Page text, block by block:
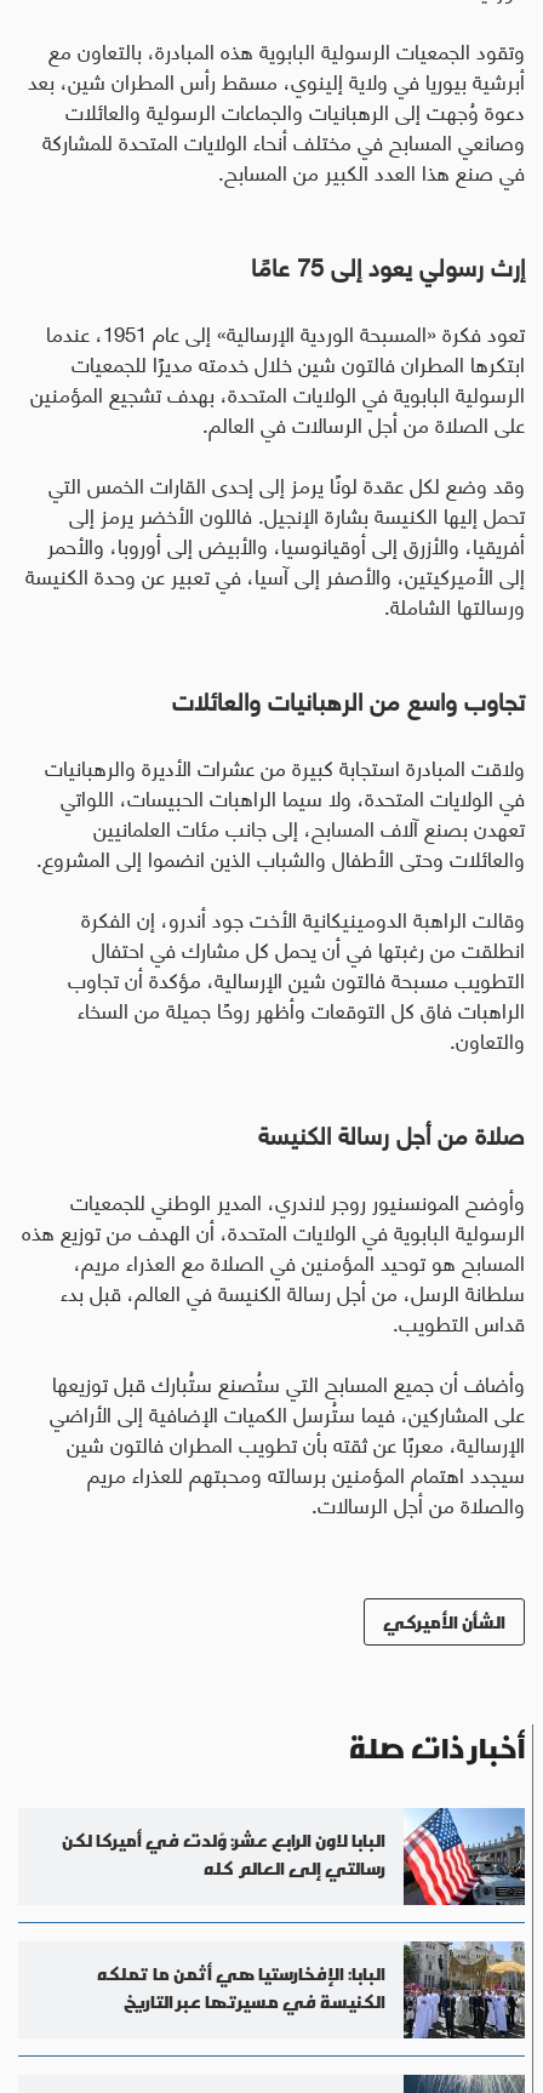
وتقود الجمعيات الرسولية البابوية هذه المبادرة، بالتعاون مع
أبرشية بيوريا في ولاية إلينوي، مسقط رأس المطران شين، بعد
دعوة وُجهت إلى الرهبانيات والجماعات الرسولية والعائلات
وصانعي المسابح في مختلف أنحاء الولايات المتحدة للمشاركة
في صنع هذا العدد الكبير من المسابح.
إرث رسولي يعود إلى 75 عامًا
تعود فكرة «المسبحة الوردية الإرسالية» إلى عام 1951، عندما
ابتكرها المطران فالتون شين خلال خدمته مديرًا للجمعيات
الرسولية البابوية في الولايات المتحدة، بهدف تشجيع المؤمنين
على الصلاة من أجل الرسالات في العالم.
وقد وضع لكل عقدة لونًا يرمز إلى إحدى القارات الخمس التي
تحمل إليها الكنيسة بشارة الإنجيل.فاللون الأخضر يرمز إلى
أفريقيا، والأزرق إلى أوقيانوسيا، والأبيض إلى أوروبا، والأحمر
إلى الأميركيتين، والأصفر إلى آسيا، في تعبير عن وحدة الكنيسة
ورسالتها الشاملة.
تجاوب واسع من الرهبانيات والعائلات
ولاقت المبادرة استجابة كبيرة من عشرات الأديرة والرهبانيات
في الولايات المتحدة، ولا سيما الراهبات الحبيسات، اللواتي
تعهدن بصنع آلاف المسابح، إلى جانب مئات العلمانيين
والعائلات وحتى الأطفال والشباب الذين انضموا إلى المشروع.
وقالت الراهبة الدومينيكانية الأخت جود أندرو، إن الفكرة
انطلقت من رغبتها في أن يحمل كل مشارك في احتفال
التطويب مسبحة فالتون شين الإرسالية، مؤكدة أن تجاوب
الراهبات فاق كل التوقعات وأظهر روحًا جميلة من السخاء
والتعاون.
صلاة من أجل رسالة الكنيسة
وأوضح المونسنيور روجر لاندري، المدير الوطني للجمعيات
الرسولية البابوية في الولايات المتحدة، أن الهدف من توزيع هذه
المسابح هو توحيد المؤمنين في الصلاة مع العذراء مريم،
سلطانة الرسل، من أجل رسالة الكنيسة في العالم، قبل بدء
قداس التطويب.
وأضاف أن جميع المسابح التي ستُصنع ستُبارك قبل توزيعها
على المشاركين، فيما ستُرسل الكميات الإضافية إلى الأراضي
الإرسالية، معربًا عن ثقته بأن تطويب المطران فالتون شين
سيجدد اهتمام المؤمنين برسالته ومحبتهم للعذراء مريم
والصلاة من أجل الرسالات.
الشأن الأميركي
أخبار ذات صلة
البابا لاون الرابع عشر: وُلدت في أميركا لكن
رسالتي إلى العالم كله
البابا: الإفخارستيا هي أثمن ما تملكه
الكنيسة في مسيرتها عبر التاريخ